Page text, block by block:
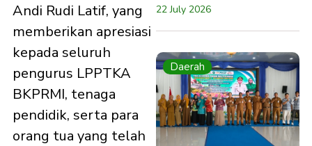
Andi Rudi Latif, yang
memberikan apresiasi
kepada seluruh
pengurus LPPTKA
BKPRMI, tenaga
pendidik, serta para
orang tua yang telah
22 July 2026
Daerah